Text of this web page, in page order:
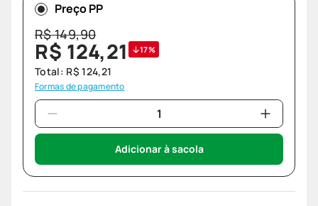
Preço PP
R$149,90
R$ 124,21 17%
Total: R$ 124,21
Formas de pagamento
Adicionar à sacola